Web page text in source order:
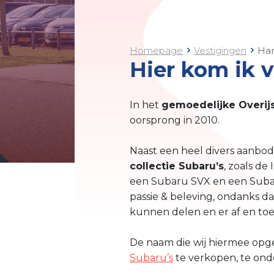
Homepage Vestigingen
Hier kom ik
In het gemoedelijke
oorsprong in 2010.
Naast een heel divers
collectie Subaru’s, zoals de
een Subaru SVX en een
passie & beleving, ondanks
kunnen delen en er af en
De naam die wij hiermee
Subaru’s te verkopen, te